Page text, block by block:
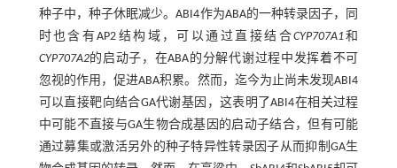
种子中，种子休眠减少。ABI4作为ABA的一种转录因子，同
时也含有AP2结构域，可以通过直接结合CYP707A1和
CYP707A2的启动子，在ABA的分解代谢过程中发挥着不可
忽视的作用，促进ABA积累。然而，迄今为止尚未发现ABI4
可以直接靶向结合GA代谢基因，这表明了ABI4在相关过程
中可能不直接与GA生物合成基因的启动子结合，但有可能
通过募集或激活另外的种子特异性转录因子从而抑制GA生